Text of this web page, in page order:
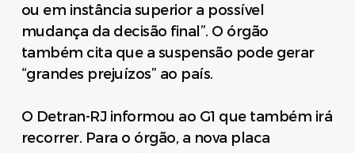
ou em instância superior a possível
mudança da decisão final”. O órgão
também cita que a suspensão pode gerar
“grandes prejuízos” ao país.
O Detran-RJ informou ao G1 que também irá
recorrer. Para o órgão, a nova placa